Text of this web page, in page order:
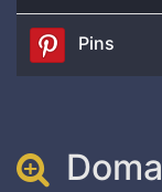
Pins